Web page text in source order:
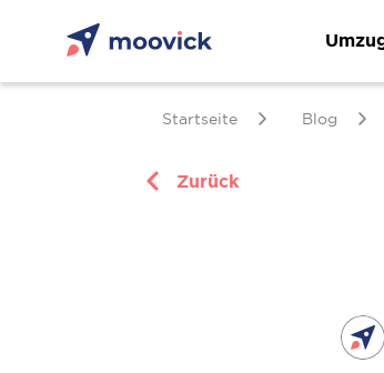
Startseite Blog
Zurück